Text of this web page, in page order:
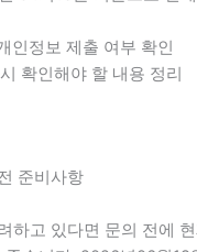
인정보 제출 여부 확인
확인해야 할 내용 정리
준비사항
하고 있다면 문의 전에